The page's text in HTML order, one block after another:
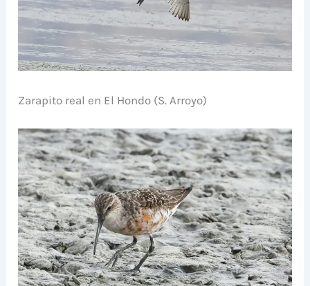
Zarapito real en El Hondo (S. Arroyo)